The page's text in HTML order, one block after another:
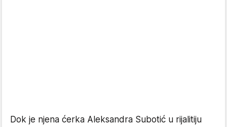
Dok je njena ćerka Aleksandra Subotić u rijalitiju